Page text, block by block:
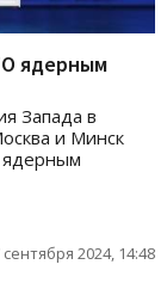
ядерным
Запада в
и Минск
ядерным
сентября 2024, 14:48